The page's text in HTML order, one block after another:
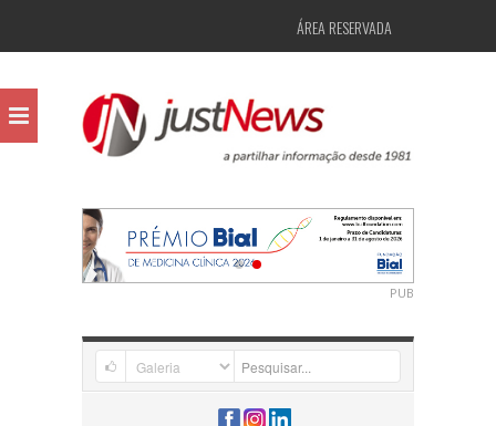
ÁREA RESERVADA
PUB